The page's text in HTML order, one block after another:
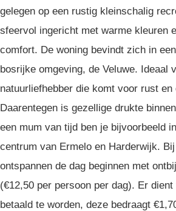
gelegen op een rustig kleinschalig
sfeervol ingericht met warme kleuren
comfort. De woning bevindt zich in
bosrijke omgeving, de Veluwe. Ideaal
natuurliefhebber die komt voor rust en
Daarentegen is gezellige drukte
een mum van tijd ben je bijvoorbeeld
centrum van Ermelo en Harderwijk.
ontspannen de dag beginnen met
(€12,50 per persoon per dag). Er
betaald te worden, deze bedraagt